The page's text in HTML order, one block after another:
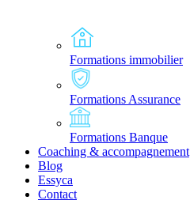
Formations immobilier
Formations Assurance
Formations Banque
Coaching & accompagnement
Blog
Essyca
Contact